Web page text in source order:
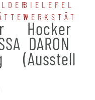
BIELEFELDER
Hocker
DARON